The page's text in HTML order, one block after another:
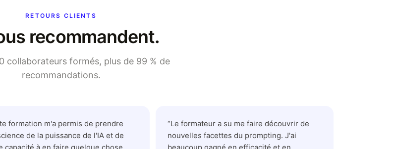
RETOURS CLIENTS
recommandent.
collaborateurs formés, plus de 99 % de
recommandations.
formation m'a permis de prendre
de la puissance de l'IA et de
“Le formateur a su me faire découvrir de
nouvelles facettes du prompting. J'ai